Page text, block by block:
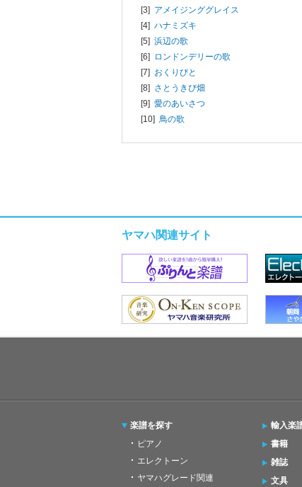
[3] アメイジンググレイス
[4] ハナミズキ
[5] 浜辺の歌
[6] ロンドンデリーの歌
[7] おくりびと
[8] さとうきび畑
[9] 愛のあいさつ
[10] 鳥の歌
ヤマハ関連サイト
楽譜を探す
ピアノ
エレクトーン
ヤマハグレード関連
輸入楽
書籍
雑誌
文具